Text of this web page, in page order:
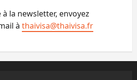
la newsletter, envoyez
à thaivisa@thaivisa.fr